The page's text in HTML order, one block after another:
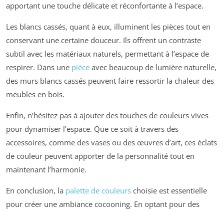
apportant une touche délicate et réconfortante à l’espace.
Les blancs cassés, quant à eux, illuminent les pièces tout en
conservant une certaine douceur. Ils offrent un contraste
subtil avec les matériaux naturels, permettant à l’espace de
respirer. Dans une pièce avec beaucoup de lumière naturelle,
des murs blancs cassés peuvent faire ressortir la chaleur des
meubles en bois.
Enfin, n’hésitez pas à ajouter des touches de couleurs vives
pour dynamiser l’espace. Que ce soit à travers des
accessoires, comme des vases ou des œuvres d’art, ces éclats
de couleur peuvent apporter de la personnalité tout en
maintenant l’harmonie.
En conclusion, la palette de couleurs choisie est essentielle
pour créer une ambiance cocooning. En optant pour des